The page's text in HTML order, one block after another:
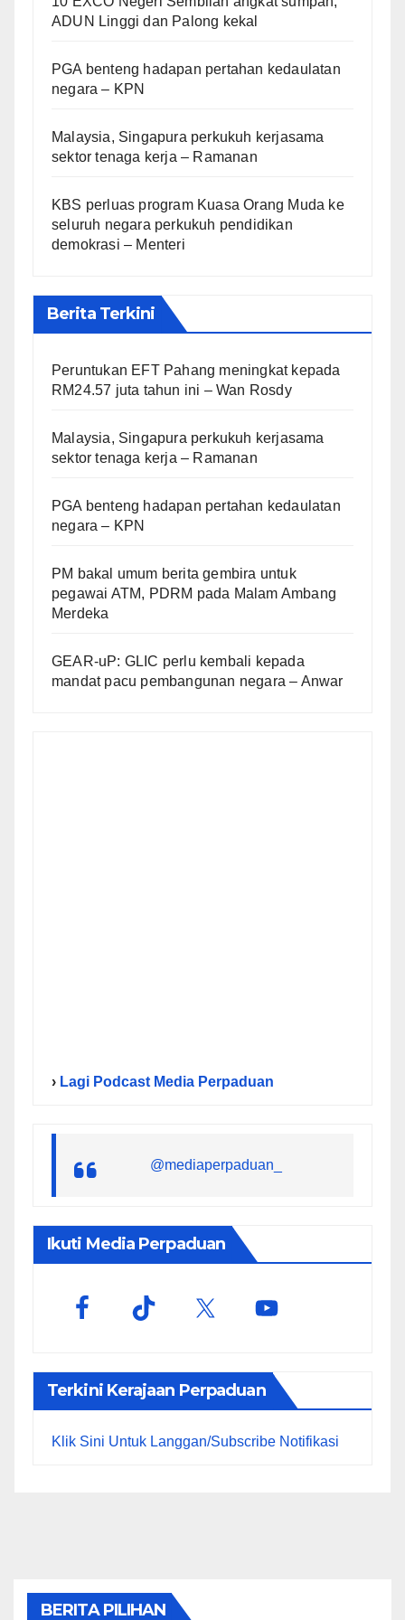
ADUN Linggi dan Palong kekal
PGA benteng hadapan pertahan kedaulatan
negara – KPN
Malaysia, Singapura perkukuh kerjasama
sektor tenaga kerja – Ramanan
KBS perluas program Kuasa Orang Muda ke
seluruh negara perkukuh pendidikan
demokrasi – Menteri
Berita Terkini
Peruntukan EFT Pahang meningkat kepada
RM24.57 juta tahun ini – Wan Rosdy
Malaysia, Singapura perkukuh kerjasama
sektor tenaga kerja – Ramanan
PGA benteng hadapan pertahan kedaulatan
negara – KPN
PM bakal umum berita gembira untuk
pegawai ATM, PDRM pada Malam Ambang
Merdeka
GEAR-uP: GLIC perlu kembali kepada
mandat pacu pembangunan negara – Anwar
› Lagi Podcast Media Perpaduan
@mediaperpaduan_
Ikuti Media Perpaduan
Terkini Kerajaan Perpaduan
Klik Sini Untuk Langgan/Subscribe Notifikasi
BERITA PILIHAN